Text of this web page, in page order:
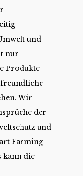
und
nur
Produkte
Wir
der
und
Farming
kann die